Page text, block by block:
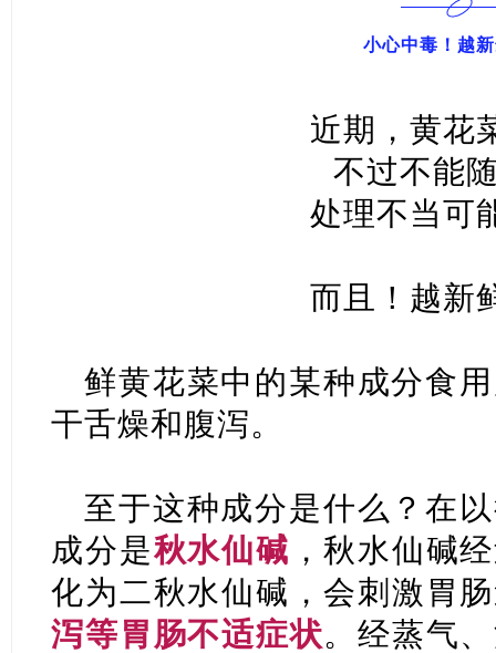
小心中毒！越
近期，黄花
不过不能
处理不当可
而且！越新
鲜黄花菜中的某种成分食
干舌燥和腹泻。
至于这种成分是什么？在
成分是秋水仙碱 ，秋水仙碱
化为二秋水仙碱，会刺激胃
泻等胃肠不适症状。经蒸气